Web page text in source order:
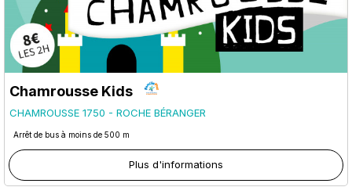
Chamrousse Kids
CHAMROUSSE 1750 - ROCHE BÉRANGER
Arrêt de bus à moins de 500 m
Plus d'informations